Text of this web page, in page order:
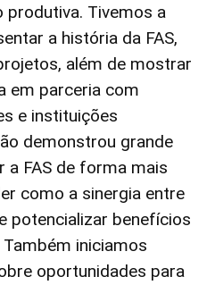
produtiva. Tivemos a
a história da FAS,
além de mostrar
em parceria com
e instituições
demonstrou grande
a FAS de forma mais
como a sinergia entre
potencializar benefícios
iniciamos
oportunidades para